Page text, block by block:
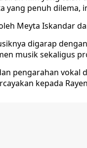
yang penuh dilema,
Meyta Iskandar
digarap
musik sekaligus
pengarahan vokal
kepada